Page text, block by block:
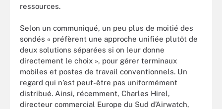
ressources.
Selon un communiqué, un peu plus de moitié des
sondés « préfèrent une approche unifiée plutôt de
deux solutions séparées si on leur donne
directement le choix », pour gérer terminaux
mobiles et postes de travail conventionnels. Un
regard qui n’est peut-être pas uniformément
distribué. Ainsi, récemment, Charles Hirel,
directeur commercial Europe du Sud d’Airwatch,